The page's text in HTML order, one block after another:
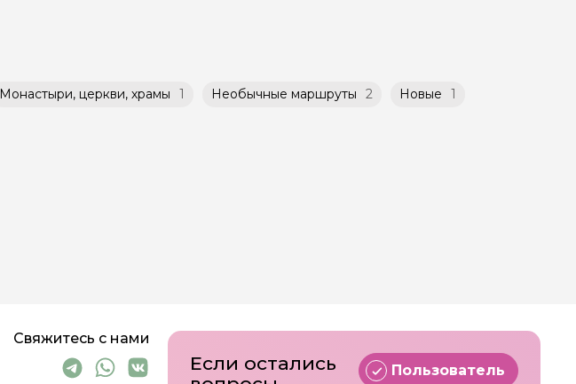
экскурсию.
участников ограничено
Монастыри, церкви, храмы 1 Необычные маршруты 2 Новые 1
Свяжитесь с нами
Если остались
Пользователь